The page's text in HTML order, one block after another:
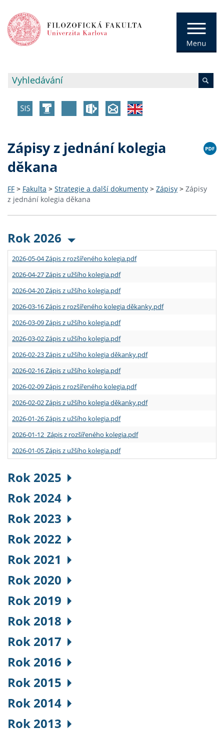
Zápisy z jednání kolegia
děkana
FF > Fakulta > Strategie a další dokumenty > Zápisy > Zápisy
z jednání kolegia děkana
Rok 2026
2026-05-04 Zápis z rozšířeného kolegia.pdf
2026-04-27 Zápis z užšího kolegia.pdf
2026-04-20 Zápis z užšího kolegia.pdf
2026-03-16 Zápis z rozšířeného kolegia děkanky.pdf
2026-03-09 Zápis z užšího kolegia.pdf
2026-03-02 Zápis z užšího kolegia.pdf
2026-02-23 Zápis z užšího kolegia děkanky.pdf
2026-02-16 Zápis z užšího kolegia.pdf
2026-02-09 Zápis z rozšířeného kolegia.pdf
2026-02-02 Zápis z užšího kolegia děkanky.pdf
2026-01-26 Zápis z užšího kolegia.pdf
2026-01-12 Zápis z rozšířeného kolegia.pdf
2026-01-05 Zápis z užšího kolegia.pdf
Rok 2025
Rok 2024
Rok 2023
Rok 2022
Rok 2021
Rok 2020
Rok 2019
Rok 2018
Rok 2017
Rok 2016
Rok 2015
Rok 2014
Rok 2013